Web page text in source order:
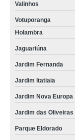
Valinhos
Votuporanga
Holambra
Jaguariúna
Jardim Fernanda
Jardim Itatiaia
Jardim Nova Europa
Jardim das Oliveiras
Parque Eldorado